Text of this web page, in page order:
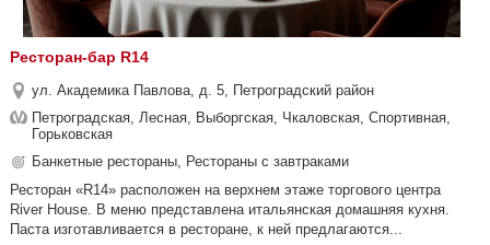
Ресторан-бар R14
ул. Академика Павлова, д. 5, Петроградский район
Петроградская, Лесная, Выборгская, Чкаловская, Спортивная,
Горьковская
Банкетные рестораны, Рестораны с завтраками
Ресторан «R14» расположен на верхнем этаже торгового центра
River House. В меню представлена итальянская домашняя кухня.
Паста изготавливается в ресторане, к ней предлагаются...